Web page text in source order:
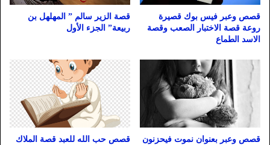
قصص وعبر فيس بوك قصيرة
روعة قصة الاختبار الصعب وقصة
الاسد الطماع
قصة الزير سالم ” المهلهل بن
ربيعة” الجزء الأول
قصص وعبر بعنوان نموت فيحزنون
قصص حب الله للعبد قصة الملاك